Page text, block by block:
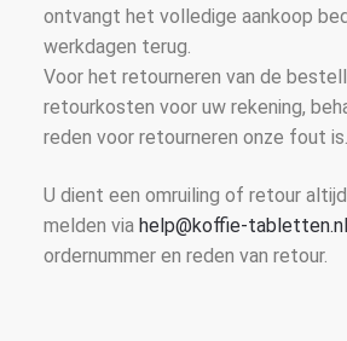
ontvangt het volledige aankoop
werkdagen terug.
Voor het retourneren van de
retourkosten voor uw rekening,
reden voor retourneren onze fout is.
U dient een omruiling of retour
melden via help@koffie-tabletten.nl
ordernummer en reden van retour.